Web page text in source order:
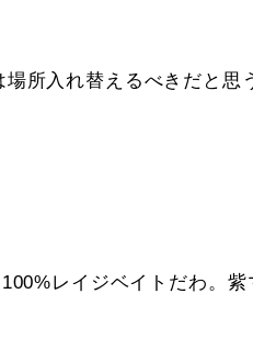
所入れ替えるべきだと思
レイジベイトだわ。